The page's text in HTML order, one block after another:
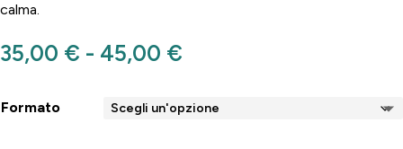
calma.
35,00 € - 45,00 €
prezzo:
Formato